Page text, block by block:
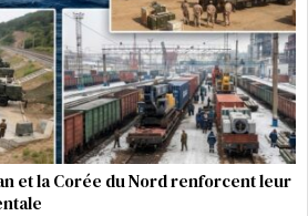
et la Corée du Nord renforcent leur